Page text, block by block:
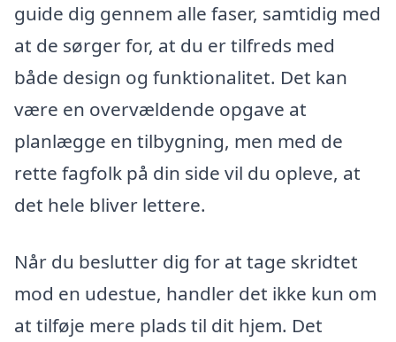
guide dig gennem alle faser, samtidig med
at de sørger for, at du er tilfreds med
både design og funktionalitet. Det kan
være en overvældende opgave at
planlægge en tilbygning, men med de
rette fagfolk på din side vil du opleve, at
det hele bliver lettere.
Når du beslutter dig for at tage skridtet
mod en udestue, handler det ikke kun om
at tilføje mere plads til dit hjem. Det